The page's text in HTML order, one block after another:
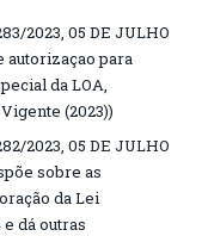
2023, 05 DE JULHO
autorizaçao para
da LOA,
(2023))
2023, 05 DE JULHO
sobre as
da Lei
dá outras